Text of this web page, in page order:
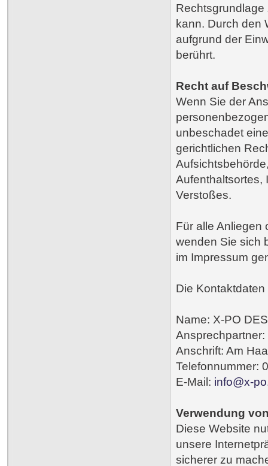
kann. Durch den
aufgrund der
berührt.
Recht auf
Wenn Sie der
unbeschadet
gerichtlichen
Aufenthaltsortes,
Verstoßes.
Für alle Anliegen
wenden Sie sich
im Impressum
Die
Name: X-PO
Anschrift: Am
Telefonnummer:
E-Mail: info@x-
Verwendung
Diese Website
unsere
sicherer zu